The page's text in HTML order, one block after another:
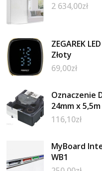
2 634,00zł
ZEGAREK
Złoty
69,00zł
Oznaczenie
24mm x
116,10zł
MyBoard
WB1